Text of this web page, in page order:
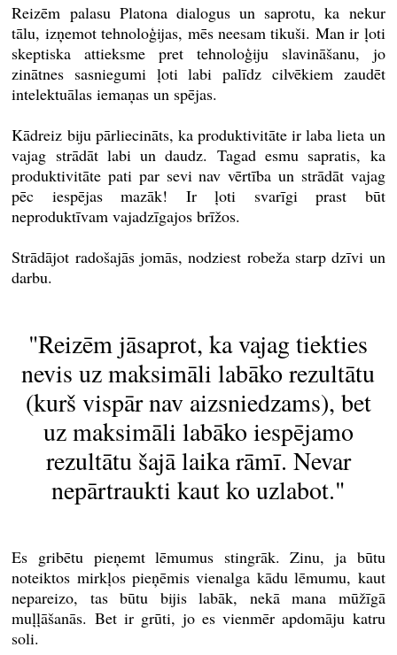
Reizēm palasu Platona dialogus un saprotu, ka nekur
tālu, izņemot tehnoloģijas, mēs neesam tikuši. Man ir ļoti
skeptiska attieksme pret tehnoloģiju slavināšanu, jo
zinātnes sasniegumi ļoti labi palīdz cilvēkiem zaudēt
intelektuālas iemaņas un spējas.
Kādreiz biju pārliecināts, ka produktivitāte ir laba lieta un
vajag strādāt labi un daudz. Tagad esmu sapratis, ka
produktivitāte pati par sevi nav vērtība un strādāt vajag
pēc iespējas mazāk! Ir ļoti svarīgi prast būt
neproduktīvam vajadzīgajos brīžos.
Strādājot radošajās jomās, nodziest robeža starp dzīvi un
darbu.
"Reizēm jāsaprot, ka vajag tiekties
nevis uz maksimāli labāko rezultātu
(kurš vispār nav aizsniedzams), bet
uz maksimāli labāko iespējamo
rezultātu šajā laika rāmī. Nevar
nepārtraukti kaut ko uzlabot."
Es gribētu pieņemt lēmumus stingrāk. Zinu, ja būtu
noteiktos mirkļos pieņēmis vienalga kādu lēmumu, kaut
nepareizo, tas būtu bijis labāk, nekā mana mūžīgā
muļļāšanās. Bet ir grūti, jo es vienmēr apdomāju katru
soli.